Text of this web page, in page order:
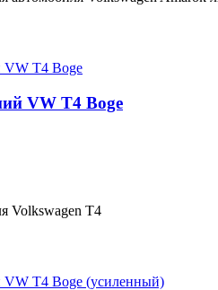
VW T4 Boge
Volkswagen T4